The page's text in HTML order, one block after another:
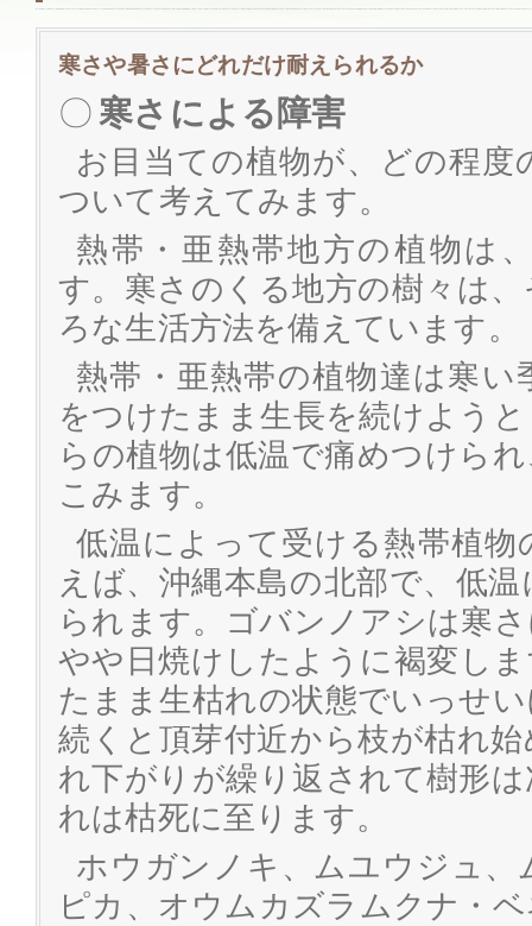
寒さや暑さにどれだけ耐えられるか
〇寒さによる障害
お目当ての植物が、どの程
ついて考えてみます。
熱帯・亜熱帯地方の植物は
す。寒さのくる地方の樹々は
ろな生活方法を備えています。
熱帯・亜熱帯の植物達は寒
をつけたまま生長を続けよう
らの植物は低温で痛めつけら
こみます。
低温によって受ける熱帯植
えば、沖縄本島の北部で、低
られます。ゴバンノアシは寒
やや日焼けしたように褐変し
たまま生枯れの状態でいっせ
続くと頂芽付近から枝が枯れ
れ下がりが繰り返されて樹形
れは枯死に至ります。
ホウガンノキ、ムユウジュ
ピカ、オウムカズラムクナ・